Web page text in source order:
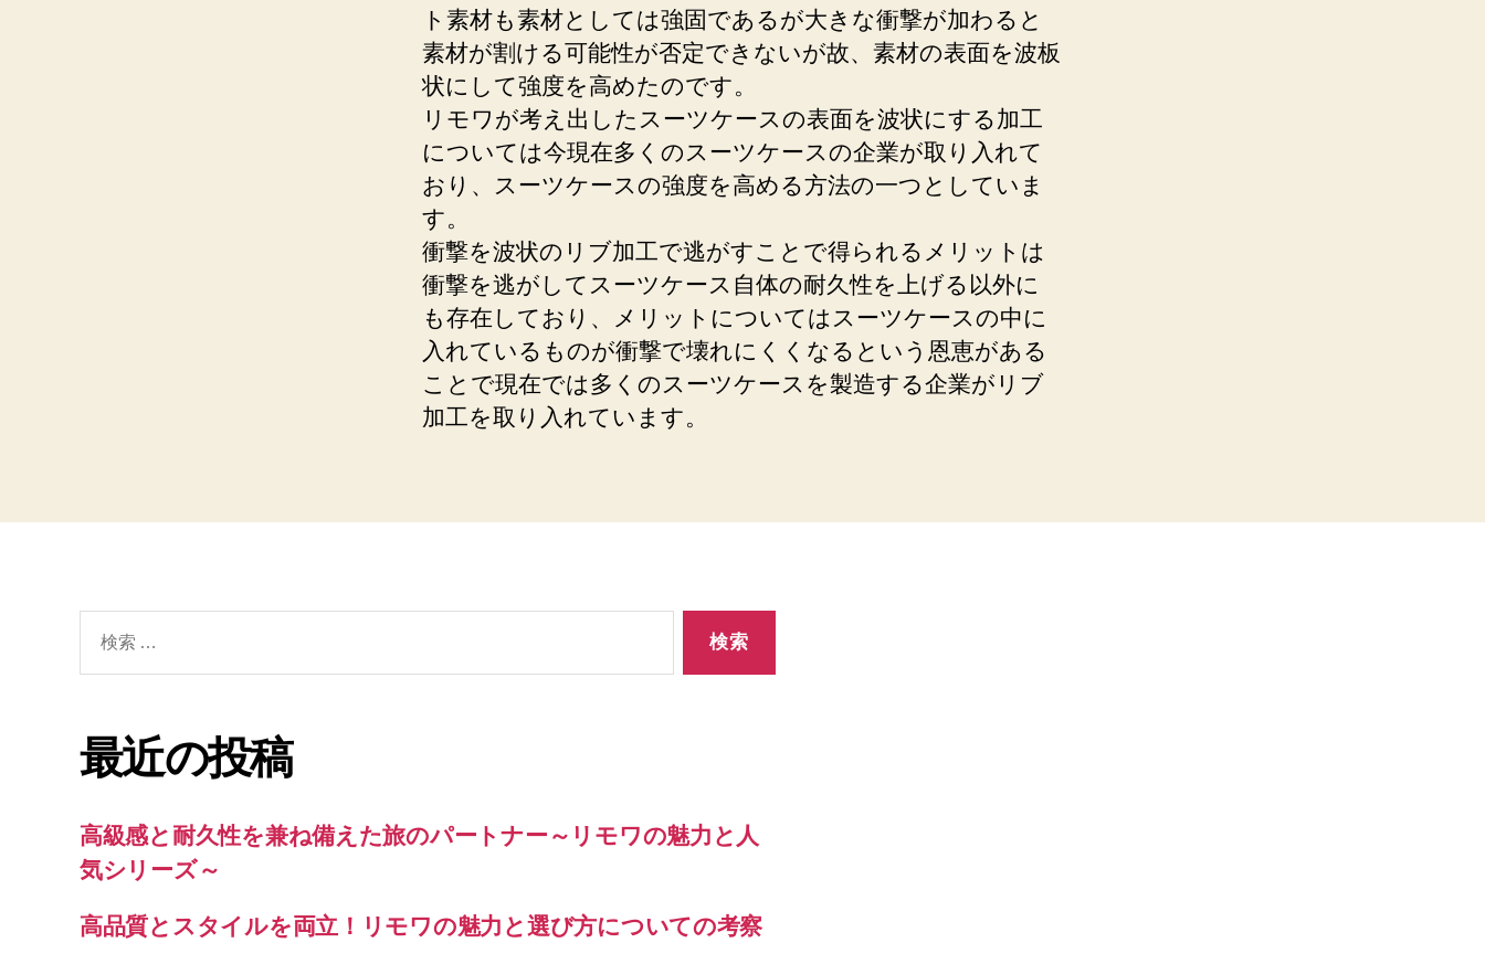
ト素材も素材としては強固であるが大きな衝撃が加わると
素材が割ける可能性が否定できないが故、素材の表面を波板
状にして強度を高めたのです。
リモワが考え出したスーツケースの表面を波状にする加工
については今現在多くのスーツケースの企業が取り入れて
おり、スーツケースの強度を高める方法の一つとしていま
す。
衝撃を波状のリブ加工で逃がすことで得られるメリットは
衝撃を逃がしてスーツケース自体の耐久性を上げる以外に
も存在しており、メリットについてはスーツケースの中に
入れているものが衝撃で壊れにくくなるという恩恵がある
ことで現在では多くのスーツケースを製造する企業がリブ
加工を取り入れています。
最近の投稿
高級感と耐久性を兼ね備えた旅のパートナー～リモワの魅力と人
気シリーズ～
高品質とスタイルを両立！リモワの魅力と選び方についての考察